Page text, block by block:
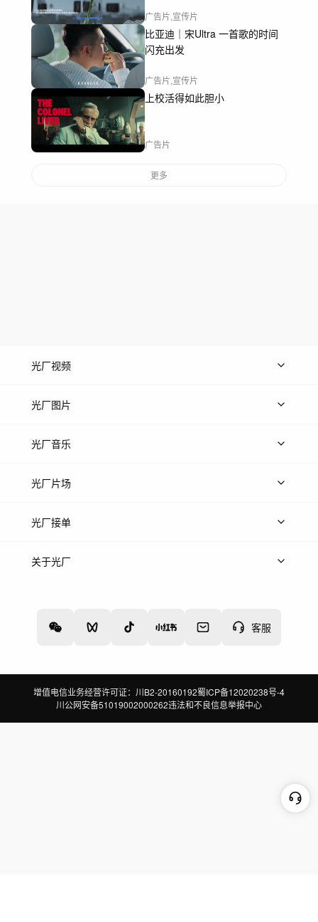
广告片,宣传片
比亚迪｜宋Ultra 一首歌的时间
闪充出发
广告片,宣传片
上校活得如此胆小
广告片
更多
客服
光厂视频
上传视频
光厂图片
上传图片
光厂音乐
热门音乐
光厂片场
上传案例
光厂接单
上架服务
关于光厂
增值电信业务经营许可证：川B2-20160192蜀ICP备12020238号-4
川公网安备51019002000262违法和不良信息举报中心